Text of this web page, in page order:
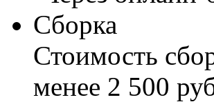
Сборка
Стоимость
менее 2 500